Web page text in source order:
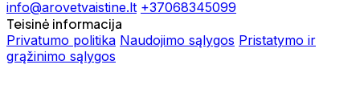
info@arovetvaistine.lt +37068345099
Teisinė informacija
Privatumo politika Naudojimo sąlygos Pristatymo ir
grąžinimo sąlygos